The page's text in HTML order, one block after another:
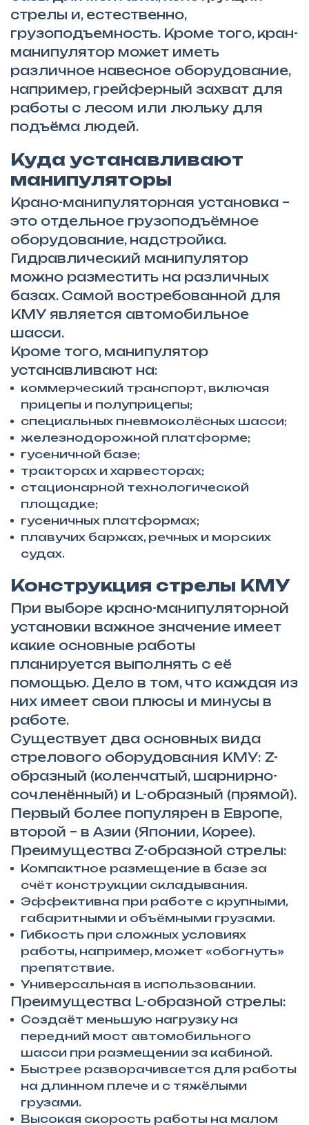
стрелы и, естественно,
грузоподъемность. Кроме того, кран-
манипулятор может иметь
различное навесное оборудование,
например, грейферный захват для
работы с лесом или люльку для
подъёма людей.
Куда устанавливают
манипуляторы
Крано-манипуляторная установка –
это отдельное грузоподъёмное
оборудование, надстройка.
Гидравлический манипулятор
можно разместить на различных
базах. Самой востребованной для
КМУ является автомобильное
шасси.
Кроме того, манипулятор
устанавливают на:
коммерческий транспорт, включая
прицепы и полуприцепы;
специальных пневмоколёсных шасси;
железнодорожной платформе;
гусеничной базе;
тракторах и харвесторах;
стационарной технологической
площадке;
гусеничных платформах;
плавучих баржах, речных и морских
судах.
Конструкция стрелы КМУ
При выборе крано-манипуляторной
установки важное значение имеет
какие основные работы
планируется выполнять с её
помощью. Дело в том, что каждая из
них имеет свои плюсы и минусы в
работе.
Существует два основных вида
стрелового оборудования КМУ: Z-
образный (коленчатый, шарнирно-
сочленённый) и L-образный (прямой).
Первый более популярен в Европе,
второй – в Азии (Японии, Корее).
Преимущества Z-образной стрелы:
Компактное размещение в базе за
счёт конструкции складывания.
Эффективна при работе с крупными,
габаритными и объёмными грузами.
Гибкость при сложных условиях
работы, например, может «обогнуть»
препятствие.
Универсальная в использовании.
Преимущества L-образной стрелы:
Создаёт меньшую нагрузку на
передний мост автомобильного
шасси при размещении за кабиной.
Быстрее разворачивается для работы
на длинном плече и с тяжёлыми
грузами.
Высокая скорость работы на малом